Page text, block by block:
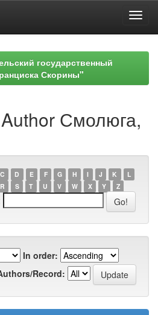
государственный
Скорины"
Смолюга,
C D E F G H I J K
L
R S T U V W X Y Z
In order:
Record: